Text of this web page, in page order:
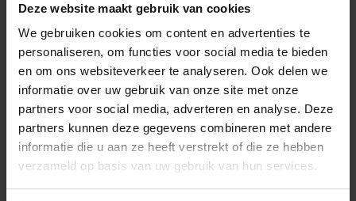
Deze website maakt gebruik van cookies
We gebruiken cookies om content en advertenties te
personaliseren, om functies voor social media te bieden
en om ons websiteverkeer te analyseren. Ook delen we
informatie over uw gebruik van onze site met onze
partners voor social media, adverteren en analyse. Deze
partners kunnen deze gegevens combineren met andere
informatie die u aan ze heeft verstrekt of die ze hebben
verzameld op basis van uw gebruik van hun services.
hand van de ervaringen van mensen die hetzelfde hebben
meegemaakt. De gesprekshulp is kosteloos beschikbaar
via:www.voedingenkankerinfo.nl/gevoelens-door-het-
moeilijk-eten
Project
De gesprekshulp en e-learning zijn ontwikkeld op basis
van interviews en vragenlijsten, afgenomen in 2018 en 2019
bij mensen met kanker en hun naasten. Met dit project ‘Hij
moet toch eten?’ wil Integraal Kanker Centrum Nederland